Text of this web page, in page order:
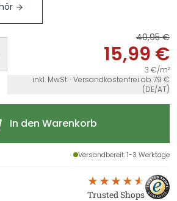
40,95 €
15,99 €
3 €/m²
inkl. MwSt. · Versandkostenfrei ab 79 €
(DE/AT)
In den Warenkorb
Versandbereit: 1-3 Werktage
Trusted Shops